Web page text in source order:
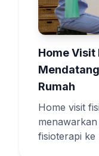
Home Visit
Rumah
Home visit
fisioterapi ke